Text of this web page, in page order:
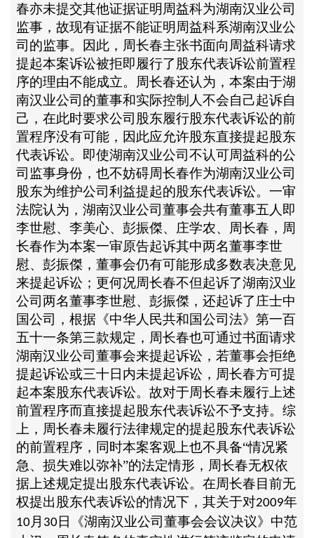
春亦未提交其他证据证明周益科为湖南汉业公司
监事，故现有证据不能证明周益科系湖南汉业公
司的监事。因此，周长春主张书面向周益科请求
提起本案诉讼被拒即履行了股东代表诉讼前置程
序的理由不能成立。周长春还认为，本案由于湖
南汉业公司的董事和实际控制人不会自己起诉自
己，在此时要求公司股东履行股东代表诉讼的前
置程序没有可能，因此应允许股东直接提起股东
代表诉讼。即使湖南汉业公司不认可周益科的公
司监事身份，也不妨碍周长春作为湖南汉业公司
股东为维护公司利益提起的股东代表诉讼。一审
法院认为，湖南汉业公司董事会共有董事五人即
李世慰、李美心、彭振傑、庄学农、周长春，周
长春作为本案一审原告起诉其中两名董事李世
慰、彭振傑，董事会仍有可能形成多数表决意见
来提起诉讼；更何况周长春不但起诉了湖南汉业
公司两名董事李世慰、彭振傑，还起诉了庄士中
国公司，根据《中华人民共和国公司法》第一百
五十一条第三款规定，周长春也可通过书面请求
湖南汉业公司董事会来提起诉讼，若董事会拒绝
提起诉讼或三十日内未提起诉讼，周长春方可提
起本案股东代表诉讼。故对于周长春未履行上述
前置程序而直接提起股东代表诉讼不予支持。综
上，周长春未履行法律规定的提起股东代表诉讼
的前置程序，同时本案客观上也不具备“情况紧
急、损失难以弥补”的法定情形，周长春无权依
据上述规定提出股东代表诉讼。在周长春目前无
权提出股东代表诉讼的情况下，其关于对2009年
10 月 30日《湖南汉业公司董事会会议决议》中范